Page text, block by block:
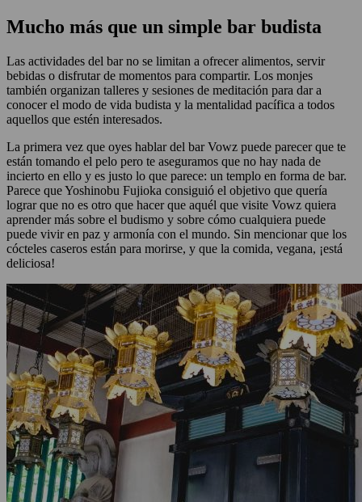
Mucho más que un simple bar budista
Las actividades del bar no se limitan a ofrecer alimentos, servir
bebidas o disfrutar de momentos para compartir. Los monjes
también organizan talleres y sesiones de meditación para dar a
conocer el modo de vida budista y la mentalidad pacífica a todos
aquellos que estén interesados.
La primera vez que oyes hablar del bar Vowz puede parecer que te
están tomando el pelo pero te aseguramos que no hay nada de
incierto en ello y es justo lo que parece: un templo en forma de bar.
Parece que Yoshinobu Fujioka consiguió el objetivo que quería
lograr que no es otro que hacer que aquél que visite Vowz quiera
aprender más sobre el budismo y sobre cómo cualquiera puede
puede vivir en paz y armonía con el mundo. Sin mencionar que los
cócteles caseros están para morirse, y que la comida, vegana, ¡está
deliciosa!